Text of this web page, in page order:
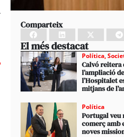
Comparteix
El més destacat
Política,
Calvó reitera
l’ampliació
l’Hospitalet
mitjans de
Política
Portugal veu
comerç amb
noves